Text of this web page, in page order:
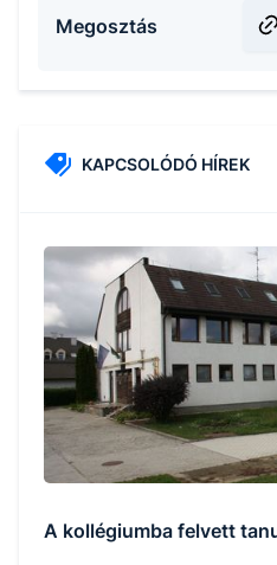
Megosztás
KAPCSOLÓDÓ HÍREK
A kollégiumba felvett